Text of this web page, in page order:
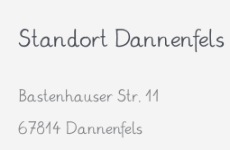
Standort Dannenfels
Bastenhauser Str. 11
67814 Dannenfels